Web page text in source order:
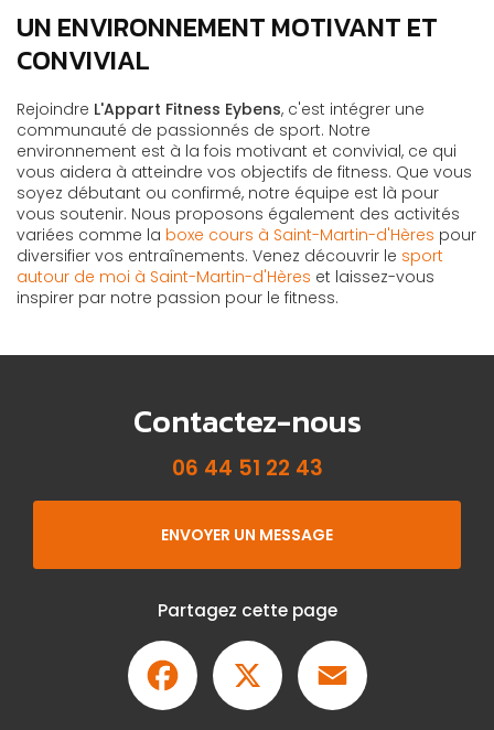
UN ENVIRONNEMENT MOTIVANT ET
CONVIVIAL
Rejoindre L'Appart Fitness Eybens, c'est intégrer une
communauté de passionnés de sport. Notre
environnement est à la fois motivant et convivial, ce qui
vous aidera à atteindre vos objectifs de fitness. Que vous
soyez débutant ou confirmé, notre équipe est là pour
vous soutenir. Nous proposons également des activités
variées comme la boxe cours à Saint-Martin-d'Hères pour
diversifier vos entraînements. Venez découvrir le sport
autour de moi à Saint-Martin-d'Hères et laissez-vous
inspirer par notre passion pour le fitness.
Contactez-nous
06 44 51 22 43
ENVOYER UN MESSAGE
Partagez cette page
Facebook